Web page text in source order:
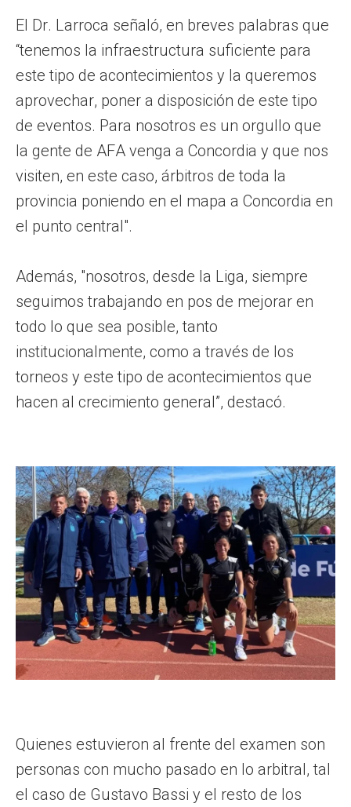
El Dr. Larroca señaló, en breves palabras que
“tenemos la infraestructura suficiente para
este tipo de acontecimientos y la queremos
aprovechar, poner a disposición de este tipo
de eventos. Para nosotros es un orgullo que
la gente de AFA venga a Concordia y que nos
visiten, en este caso, árbitros de toda la
provincia poniendo en el mapa a Concordia en
el punto central".
Además, "nosotros, desde la Liga, siempre
seguimos trabajando en pos de mejorar en
todo lo que sea posible, tanto
institucionalmente, como a través de los
torneos y este tipo de acontecimientos que
hacen al crecimiento general”, destacó.
Quienes estuvieron al frente del examen son
personas con mucho pasado en lo arbitral, tal
el caso de Gustavo Bassi y el resto de los